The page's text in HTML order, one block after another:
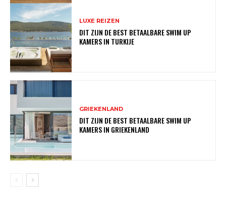
LUXE REIZEN
DIT ZIJN DE BEST BETAALBARE SWIM UP
KAMERS IN TURKIJE
GRIEKENLAND
DIT ZIJN DE BEST BETAALBARE SWIM UP
KAMERS IN GRIEKENLAND